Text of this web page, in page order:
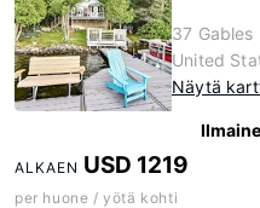
37 Gables
United
Näytä
ALKAEN USD 1219
per huone / yötä kohti